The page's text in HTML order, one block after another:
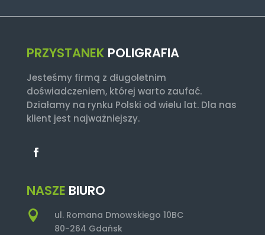
PRZYSTANEK POLIGRAFIA
Jesteśmy firmą z długoletnim
doświadczeniem, której warto zaufać.
Działamy na rynku Polski od wielu lat. Dla nas
klient jest najważniejszy.
NASZE BIURO

ul. Romana Dmowskiego 10BC
80-264 Gdańsk